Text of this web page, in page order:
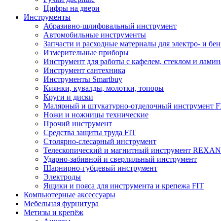
Цифры на двери
Инструменты
Абразивно-шлифовальный инструмент
Автомобильные инструменты
Запчасти и расходные материалы для электро- и
Измерительные приборы
Инструмент для работы с кафелем, стеклом и
Инструмент сантехника
Инструменты Smartbuy
Киянки, кувалды, молотки, топоры
Круги и диски
Малярный и штукатурно-отделочный инструмент
Ножи и ножницы технические
Прочий инструмент
Средства защиты труда FIT
Столярно-слесарный инструмент
Телескопический и магнитный инструмент
Ударно-забивной и сверлильный инструмент
Шарнирно-губцевый инструмент
Электроды
Ящики и пояса для инструмента и крепежа FIT
Компьютерные аксессуары
Мебельная фурнитура
Метизы и крепёж